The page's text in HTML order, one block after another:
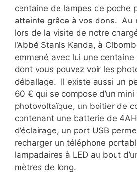
centaine de lampes de poche
atteinte grâce à vos dons. Au
lors de la visite de notre
l’Abbé Stanis Kanda, à
emmené avec lui une
dont vous pouvez voir les
déballage. Il existe aussi un
60 € qui se compose d’un mini
photovoltaïque, un boitier de
contenant une batterie de
d’éclairage, un port USB
recharger un téléphone
lampadaires à LED au bout
mètres de long.